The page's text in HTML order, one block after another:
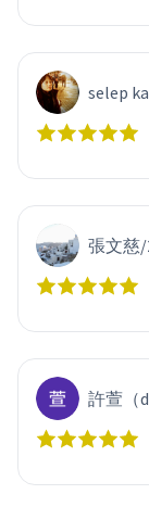
selep
張文慈/
許萱（